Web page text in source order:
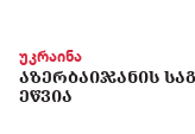
უკრაინა
ᲐᲖᲔᲠᲑᲐᲘᲯᲐᲜᲘᲡ
ᲔᲬᲕᲘᲐ